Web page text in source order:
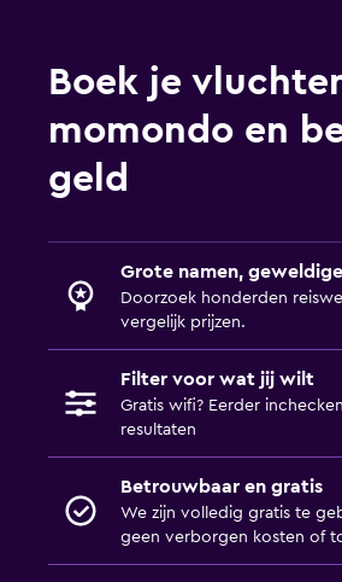
Boek je
momondo en
geld
Grote namen,
Doorzoek honderden
vergelijk prijzen.
Filter voor wat jij wilt
Gratis wifi? Eerder
resultaten
Betrouwbaar en gratis
We zijn volledig gratis te
geen verborgen kosten of